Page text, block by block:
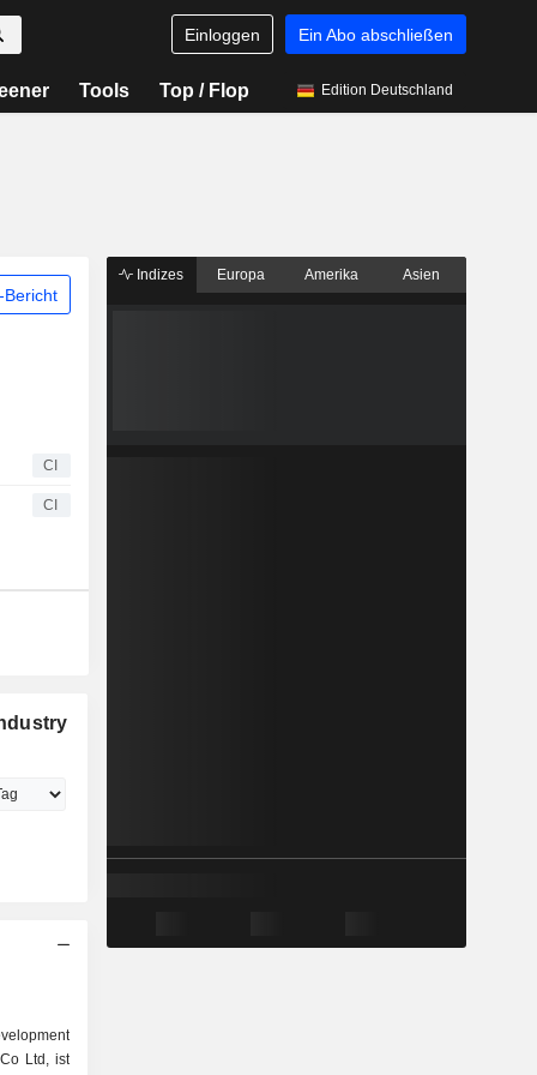
Einloggen Ein Abo abschließen
Tools Top / Flop Edition Deutschland
Bericht
CI
CI
Ltd, ist
Indizes Europa Amerika Asien